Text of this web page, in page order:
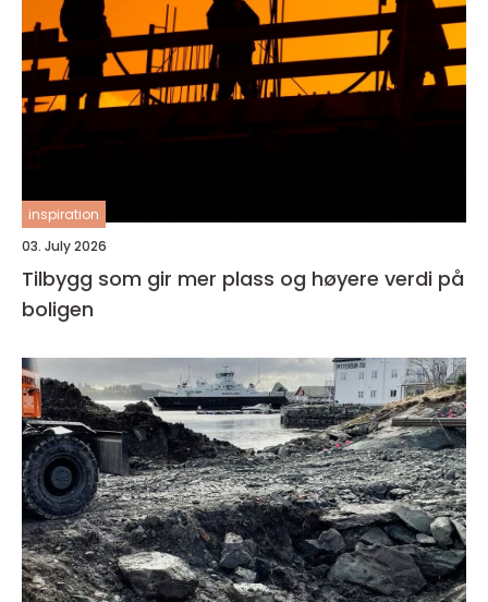
inspiration
03. July 2026
Tilbygg som gir mer plass og høyere verdi på
boligen